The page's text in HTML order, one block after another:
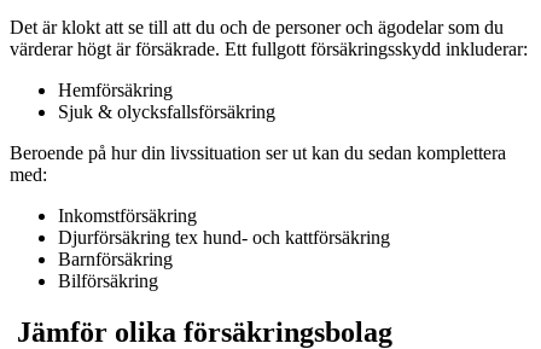
Det är klokt att se till att du och de personer och ägodelar som du
värderar högt är försäkrade. Ett fullgott försäkringsskydd inkluderar:
Hemförsäkring
Sjuk & olycksfallsförsäkring
Beroende på hur din livssituation ser ut kan du sedan komplettera
med:
Inkomstförsäkring
Djurförsäkring tex hund- och kattförsäkring
Barnförsäkring
Bilförsäkring
Jämför olika försäkringsbolag